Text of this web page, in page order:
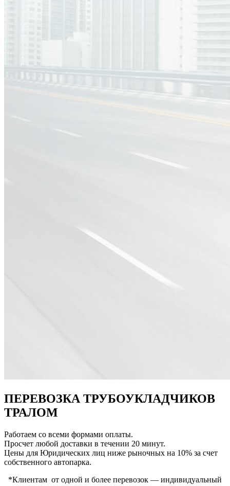
ПЕРЕВОЗКА ТРУБОУКЛАДЧИКОВ
ТРАЛОМ
Работаем со всеми формами оплаты.
Просчет любой доставки в течении 20 минут.
Цены для Юридических лиц ниже рыночных на 10% за счет
собственного автопарка.
*Клиентам от одной и более перевозок — индивидуальный